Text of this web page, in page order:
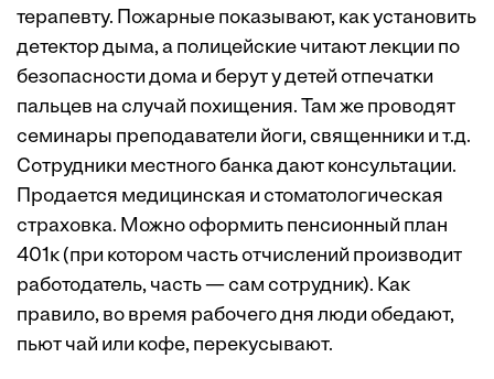
терапевту. Пожарные показывают, как установить
детектор дыма, а полицейские читают лекции по
безопасности дома и берут у детей отпечатки
пальцев на случай похищения. Там же проводят
семинары преподаватели йоги, священники и т.д.
Сотрудники местного банка дают консультации.
Продается медицинская и стоматологическая
страховка. Можно оформить пенсионный план
401к (при котором часть отчислений производит
работодатель, часть — сам сотрудник). Как
правило, во время рабочего дня люди обедают,
пьют чай или кофе, перекусывают.